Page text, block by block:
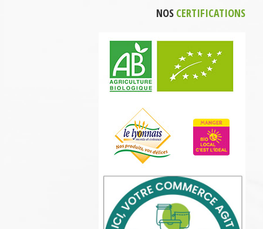
NOS CERTIFICATIONS